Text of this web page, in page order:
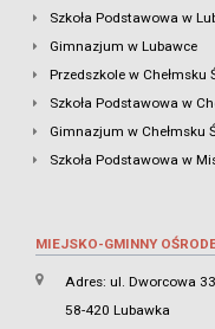
Szkoła Podstawowa w
Gimnazjum w Lubawce
Przedszkole w Chełmsku
Szkoła Podstawowa w
Gimnazjum w Chełmsku
Szkoła Podstawowa w
MIEJSKO-GMINNY
Adres: ul. Dworcowa 33
58-420 Lubawka